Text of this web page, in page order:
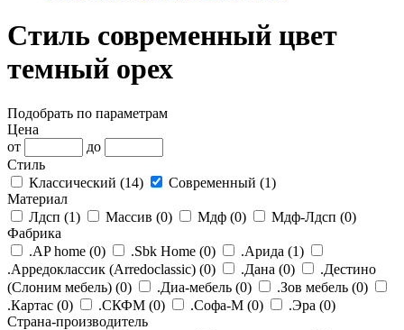
Стиль современный цвет
темный орех
Подобрать по параметрам
Цена
от
до
Стиль
Классический (14) Современный (1)
Материал
Лдсп (1) Массив (0) Мдф (0) Мдф-Лдсп (0)
Фабрика
.AP home (0) .Sbk Home (0) .Арида (1)
.Арредоклассик (Arredoclassic) (0) .Дана (0)
.Дестино
(Слоним мебель) (0) .Диа-мебель (0) .Зов мебель (0)
.Картас (0) .СКФМ (0) .Софа-М (0) .Эра (0)
Страна-производитель